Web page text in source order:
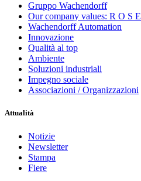
Gruppo Wachendorff
Our company values: R O S E
Wachendorff Automation
Innovazione
Qualità al top
Ambiente
Soluzioni industriali
Impegno sociale
Associazioni / Organizzazioni
Attualità
Notizie
Newsletter
Stampa
Fiere